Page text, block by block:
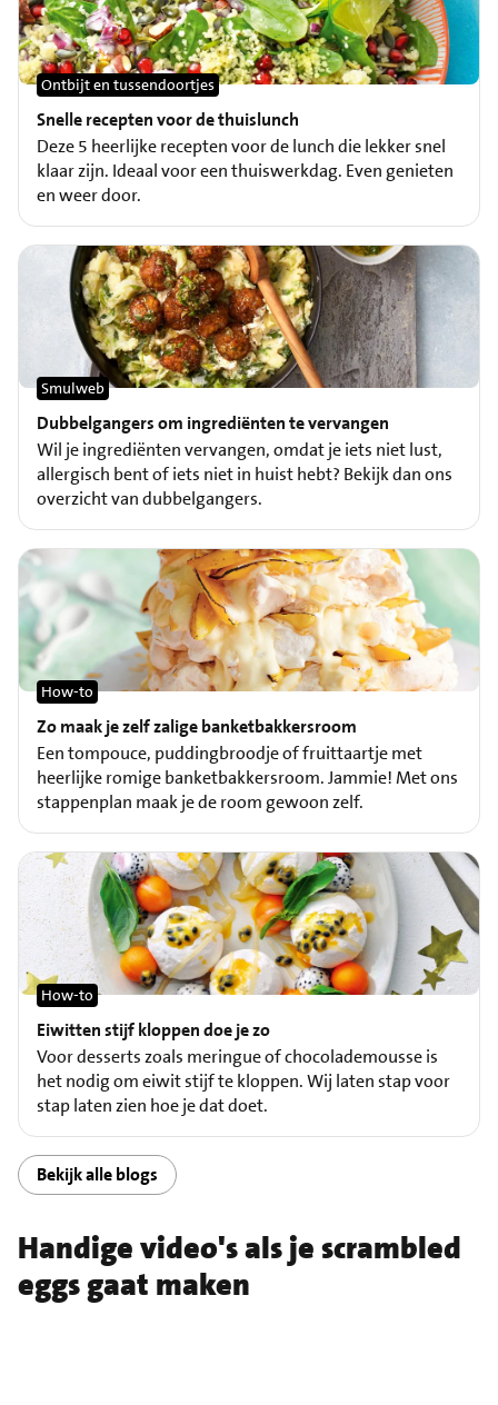
Snelle recepten voor de thuislunch
Ontbijt en tussendoortjes
Deze 5 heerlijke recepten voor de lunch die lekker snel
klaar zijn. Ideaal voor een thuiswerkdag. Even genieten
en weer door.
Dubbelgangers om ingrediënten te vervangen
Smulweb
Wil je ingrediënten vervangen, omdat je iets niet lust,
allergisch bent of iets niet in huist hebt? Bekijk dan ons
overzicht van dubbelgangers.
Zo maak je zelf zalige banketbakkersroom
How-to
Een tompouce, puddingbroodje of fruittaartje met
heerlijke romige banketbakkersroom. Jammie! Met ons
stappenplan maak je de room gewoon zelf.
Eiwitten stijf kloppen doe je zo
How-to
Voor desserts zoals meringue of chocolademousse is
het nodig om eiwit stijf te kloppen. Wij laten stap voor
stap laten zien hoe je dat doet.
Bekijk alle blogs
Handige video's als je scrambled
eggs gaat maken